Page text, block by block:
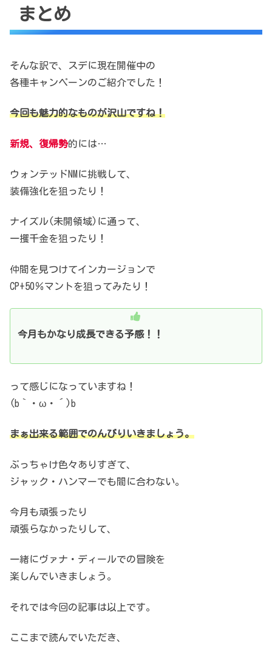
まとめ
そんな訳で、スデに現在開催中の
各種キャンペーンのご紹介でした！
今回も魅力的なものが沢山ですね！
新規、復帰勢的には…
ウォンテッドNMに挑戦して、
装備強化を狙ったり！
ナイズル(未開領域)に通って、
一攫千金を狙ったり！
仲間を見つけてインカージョンで
CP+50％マントを狙ってみたり！
今月もかなり成長できる予感！！
って感じになっていますね！
(b｀・ω・´)b
まぁ出来る範囲でのんびりいきましょう。
ぶっちゃけ色々ありすぎて、
ジャック・ハンマーでも間に合わない。
今月も頑張ったり
頑張らなかったりして、
一緒にヴァナ・ディールでの冒険を
楽しんでいきましょう。
それでは今回の記事は以上です。
ここまで読んでいただき、